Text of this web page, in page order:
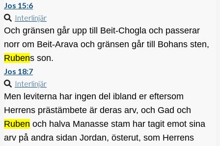
Jos 15:6
Interlinjär
Och gränsen går upp till Beit-Chogla och passerar
norr om Beit-Arava och gränsen går till Bohans sten,
Rubens son.
Jos 18:7
Interlinjär
Men leviterna har ingen del ibland er eftersom
Herrens prästämbete är deras arv, och Gad och
Ruben och halva Manasse stam har tagit emot sina
arv på andra sidan Jordan, österut, som Herrens